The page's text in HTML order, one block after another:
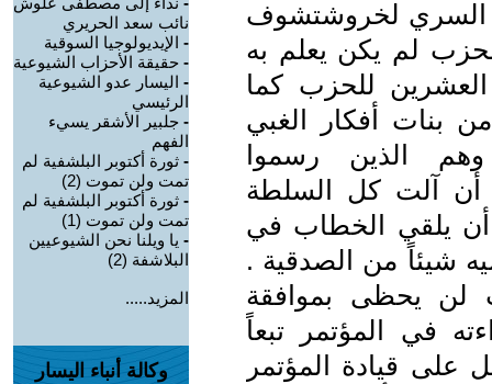
السري لخروشتشوف
لم يكن يعلم به
للحزب كما
بنات أفكار الغبي
الذين رسموا
أن آلت كل السلطة
أن يلقي الخطاب في
شيئاً من الصدقية .
يحظى بموافقة
في المؤتمر تبعاً
على قيادة المؤتمر
نائب سعد الحريري
- الإيديولوجيا السوقية
- حقيقة الأحزاب الشيوعية
- اليسار عدو الشيوعية
الرئيسي
- جلبير الأشقر يسيء
الفهم
- ثورة أكتوبر البلشفية لم
تمت ولن تموت (2)
- ثورة أكتوبر البلشفية لم
تمت ولن تموت (1)
- يا ويلنا نحن الشيوعيين
البلاشفة (2)
المزيد.....
وكالة أنباء اليسار